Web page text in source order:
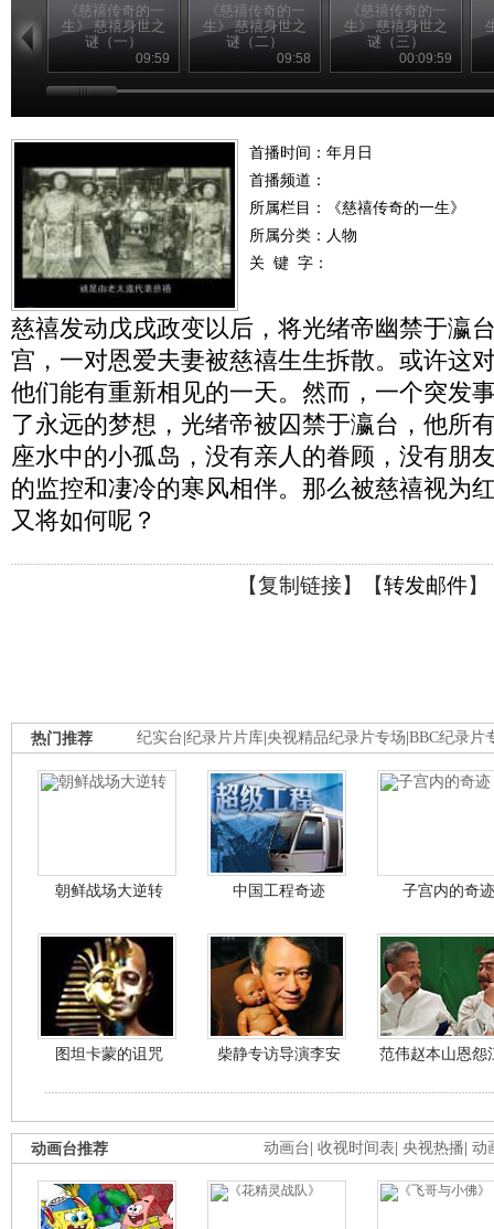
《慈禧传奇的一
生》 慈禧身世之
谜（一）
09:59
《慈禧传奇的一
生》 慈禧身世之
谜（二）
09:58
《慈禧传奇的一
生》 慈禧身世之
谜（三）
00:09:59
首播时间：年月日
首播频道：
所属栏目：
《慈禧传奇的一生》
所属分类：人物
关 键 字：
慈禧发动戊戌政变以后，将光绪帝幽禁于瀛
宫，一对恩爱夫妻被慈禧生生拆散。或许这
他们能有重新相见的一天。然而，一个突发
了永远的梦想，光绪帝被囚禁于瀛台，他所
座水中的小孤岛，没有亲人的眷顾，没有朋
的监控和凄冷的寒风相伴。那么被慈禧视为
又将如何呢？
【复制链接】【转发邮件】
纪实台 纪录片片库 央视精品纪录片专场 BBC纪录片
热门推荐
朝鲜战场大逆转 中国工程奇迹 子宫内的奇迹
图坦卡蒙的诅咒 柴静专访导演李安 范伟赵本山恩怨
动画台 收视时间表 央视热播 动
动画台推荐